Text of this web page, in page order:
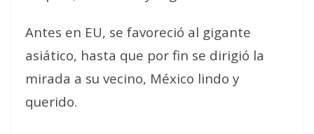
Antes en EU, se favoreció al gigante
asiático, hasta que por fin se dirigió la
mirada a su vecino, México lindo y
querido.